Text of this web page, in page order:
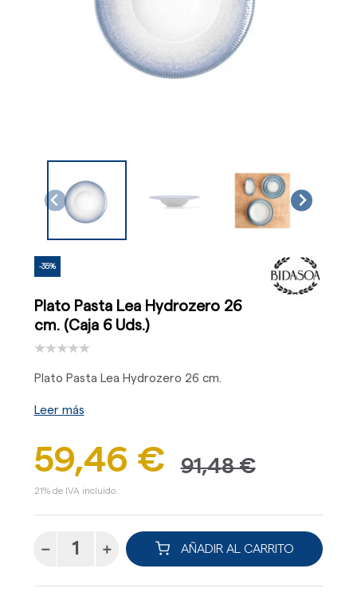
-35%
Plato Pasta Lea Hydrozero 26
cm. (Caja 6 Uds.)
Plato Pasta Lea Hydrozero 26 cm.
Leer más
59,46 € 91,48 €
21% de IVA incluido.
AÑADIR AL CARRITO